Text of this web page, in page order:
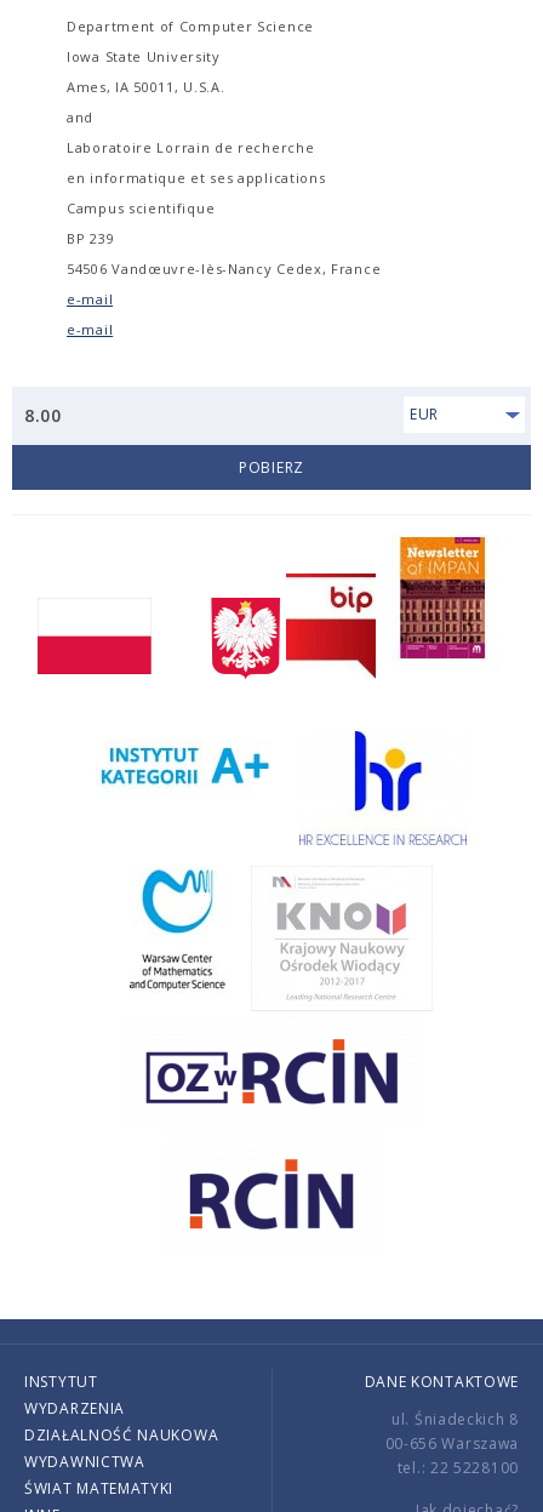
Department of Computer Science
Iowa State University
Ames, IA 50011, U.S.A.
and
Laboratoire Lorrain de recherche
en informatique et ses applications
Campus scientifique
BP 239
54506 Vandœuvre-lès-Nancy Cedex, France
e-mail
e-mail
8.00 EUR
POBIERZ
INSTYTUT
WYDARZENIA
DZIAŁALNOŚĆ NAUKOWA
WYDAWNICTWA
ŚWIAT MATEMATYKI
DANE KONTAKTOWE
ul. Śniadeckich 8
00-656 Warszawa
tel.: 22 5228100